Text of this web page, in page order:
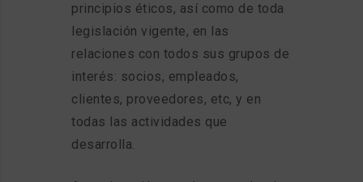
principios éticos, así como de toda
legislación vigente, en las
relaciones con todos sus grupos de
interés: socios, empleados,
clientes, proveedores, etc, y en
todas las actividades que
desarrolla.